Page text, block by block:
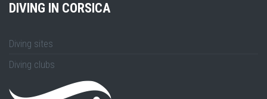
DIVING IN CORSICA
Diving sites
Diving clubs